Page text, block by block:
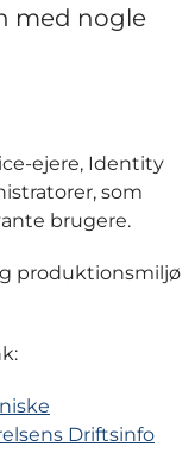
med nogle
ejere, Identity
som
brugere.
produktionsmiljø
Driftsinfo